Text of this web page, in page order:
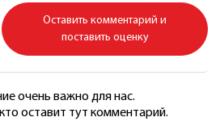
Оставить комментарий и
поставить оценку
очень важно для нас.
оставит тут комментарий.